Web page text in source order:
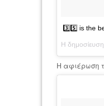
3️⃣5️⃣ is the
Η
Η αφιέρωση